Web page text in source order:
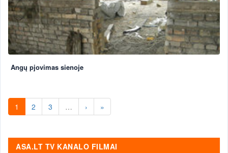
Angų pjovimas sienoje
1 2 3 … › »
ASA.LT TV KANALO FILMAI